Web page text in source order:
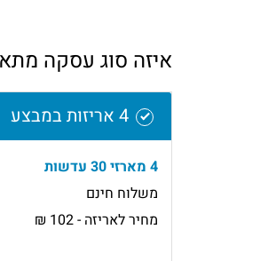
איזה סוג עסקה
4 אריזות במבצע
4 מארזי 30 עדשות
משלוח חינם
מחיר לאריזה - 102 ₪